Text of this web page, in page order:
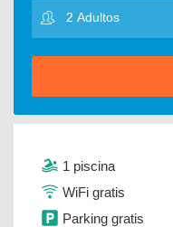
1 piscina
WiFi gratis
Parking gratis